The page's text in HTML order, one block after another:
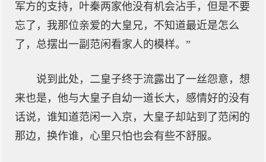
军方的支持，叶秦两家他没有机会沾手，但是不要
忘了，我那位亲爱的大皇兄，不知道最近是怎么
了，总摆出一副范闲看家人的模样。”
说到此处，二皇子终于流露出了一丝怨意，想
来也是，他与大皇子自幼一道长大，感情好的没有
话说，谁知道范闲一入京，大皇子却站到了范闲的
那边，换作谁，心里只怕也会有些不舒服。